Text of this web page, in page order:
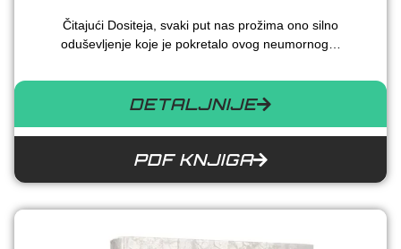
Čitajući Dositeja, svaki put nas prožima ono silno
oduševljenje koje je pokretalo ovog neumornog…
DETALJNIJE
PDF KNJIGA